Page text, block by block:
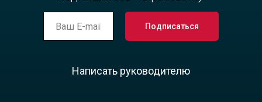
Подписаться
Написать руководителю